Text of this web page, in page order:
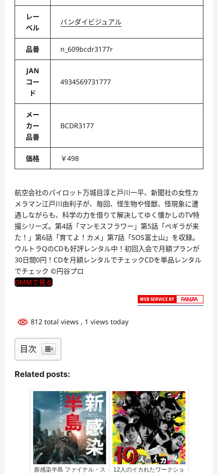
レー
ベル
バンダイビジュアル
品番 n_609bcdr3177r
JAN
コー
ド
4934569731777
メー
カー
品番
BCDR3177
価格 ￥498
航空会社のパイロット万城目淳と戸川一平、新聞社の女性カ
メラマン江戸川由利子が、毎回、怪生物や怪獣、怪現象に遭
遇しながらも、科学の力を借りて解決してゆく懐かしのTV特
撮シリーズ。第4話「マンモスフラワー」第5話「ペギラが来
た！」第6話「育てよ！カメ」第7話「SOS富士山」を収録。
ウルトラQのCDも好評レンタル中！初回入会で月額プランが
30日間0円！CDを月額レンタルでチェックCDを単品レンタル
でチェック ©円谷プロ
DMMで見る
812 total views , 1 views today
目次
Related posts:
新感染半島 ファイナル・ス 12人のイカれたワークショ